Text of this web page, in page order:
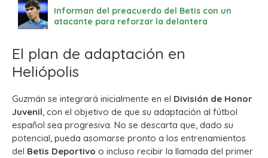
Informan del preacuerdo del Betis con un
atacante para reforzar la delantera
El plan de adaptación en
Heliópolis
Guzmán se integrará inicialmente en el División de Honor
Juvenil, con el objetivo de que su adaptación al fútbol
español sea progresiva. No se descarta que, dado su
potencial, pueda asomarse pronto a los entrenamientos
del Betis Deportivo o incluso recibir la llamada del primer